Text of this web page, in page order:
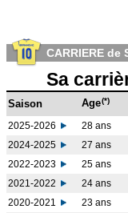
CARRIERE de
Sa
Saison Age(*)
2025-2026 28 ans
2024-2025
27 ans
2022-2023
25 ans
2021-2022
24 ans
2020-2021
23 ans